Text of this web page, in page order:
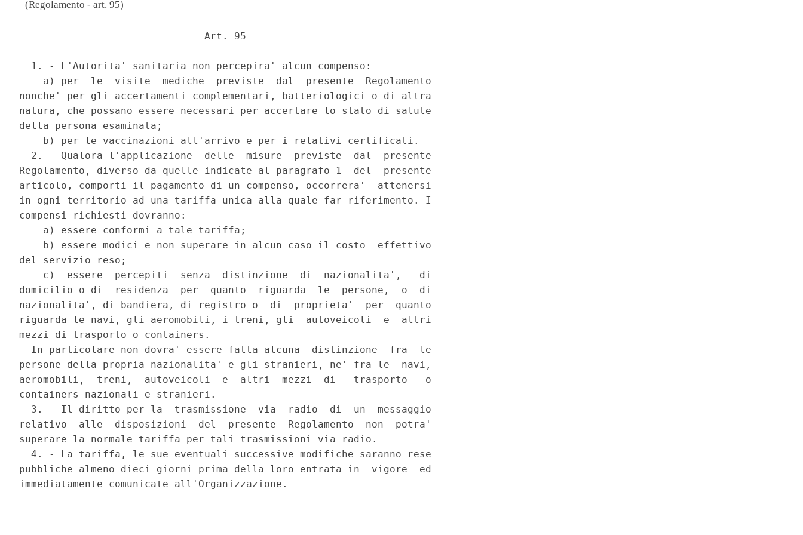
(Regolamento - art. 95)
                               Art. 95
  1. - L'Autorita' sanitaria non percepira' alcun compenso:
    a) per  le  visite  mediche  previste  dal  presente  Regolamento
nonche' per gli accertamenti complementari, batteriologici o di altra
natura, che possano essere necessari per accertare lo stato di salute
della persona esaminata;
    b) per le vaccinazioni all'arrivo e per i relativi certificati.
  2. - Qualora l'applicazione  delle  misure  previste  dal  presente
Regolamento, diverso da quelle indicate al paragrafo 1  del  presente
articolo, comporti il pagamento di un compenso, occorrera'  attenersi
in ogni territorio ad una tariffa unica alla quale far riferimento. I
compensi richiesti dovranno:
    a) essere conformi a tale tariffa;
    b) essere modici e non superare in alcun caso il costo  effettivo
del servizio reso;
    c)  essere  percepiti  senza  distinzione  di  nazionalita',   di
domicilio o di  residenza  per  quanto  riguarda  le  persone,  o  di
nazionalita', di bandiera, di registro o  di  proprieta'  per  quanto
riguarda le navi, gli aeromobili, i treni, gli  autoveicoli  e  altri
mezzi di trasporto o containers.
  In particolare non dovra' essere fatta alcuna  distinzione  fra  le
persone della propria nazionalita' e gli stranieri, ne' fra le  navi,
aeromobili,  treni,  autoveicoli  e  altri  mezzi  di   trasporto   o
containers nazionali e stranieri.
  3. - Il diritto per la  trasmissione  via  radio  di  un  messaggio
relativo  alle  disposizioni  del  presente  Regolamento  non  potra'
superare la normale tariffa per tali trasmissioni via radio.
  4. - La tariffa, le sue eventuali successive modifiche saranno rese
pubbliche almeno dieci giorni prima della loro entrata in  vigore  ed